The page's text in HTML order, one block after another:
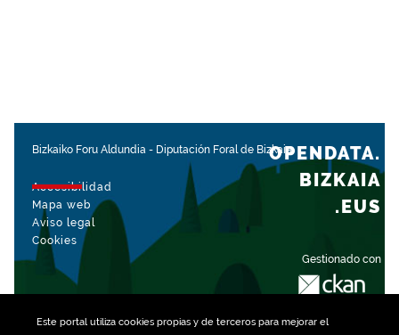
Este portal utiliza cookiespropias y de terceros para mejorar el
Bizkaiko Foru Aldundia - Diputación Foral de Bizkaia
Accesibilidad
Mapa web
Aviso legal
Cookies
Gestionado con
OPENDATA.
BIZKAIA
.EUS